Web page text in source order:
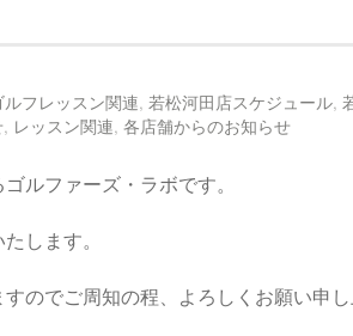
ルフレッスン関連, 若松河田店スケジュール,
, レッスン関連, 各店舗からのお知らせ
ルファーズ・ラボです。
します。
のでご周知の程、よろしくお願い申し